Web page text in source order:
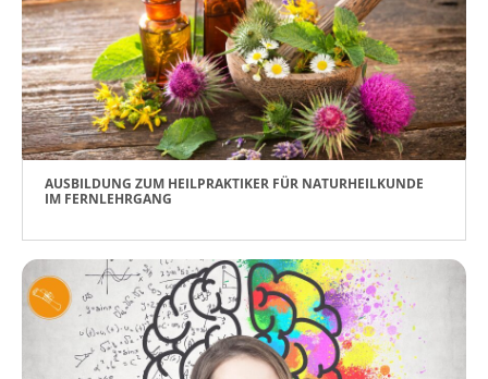
AUSBILDUNG ZUM HEILPRAKTIKER FÜR NATURHEILKUNDE
IM FERNLEHRGANG